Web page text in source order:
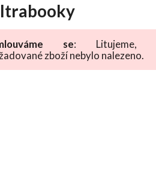
se: Litujeme,
zboží nebylo nalezeno.